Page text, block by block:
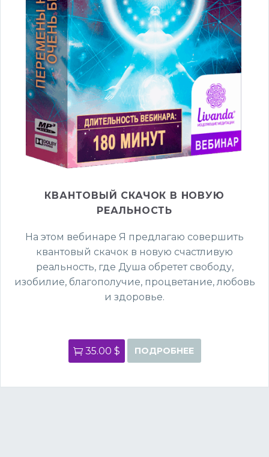
КВАНТОВЫЙ СКАЧОК В НОВУЮ
РЕАЛЬНОСТЬ
На этом вебинаре Я предлагаю совершить
квантовый скачок в новую счастливую
реальность, где Душа обретет свободу,
изобилие, благополучие, процветание, любовь
и здоровье.
35.00 $ ПОДРОБНЕЕ